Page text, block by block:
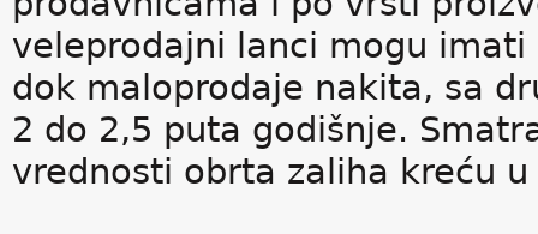
veleprodajni lanci mogu
dok maloprodaje nakita, sa
2 do 2,5 puta godišnje.
vrednosti obrta zaliha kreću